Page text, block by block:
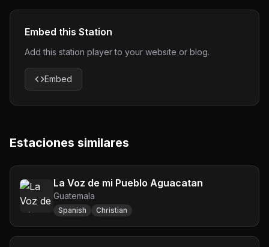
Embed this Station
Add this station player to your website or blog.
Embed
Estaciones similares
La Voz de mi Pueblo Aguacatan
Guatemala
Spanish Christian